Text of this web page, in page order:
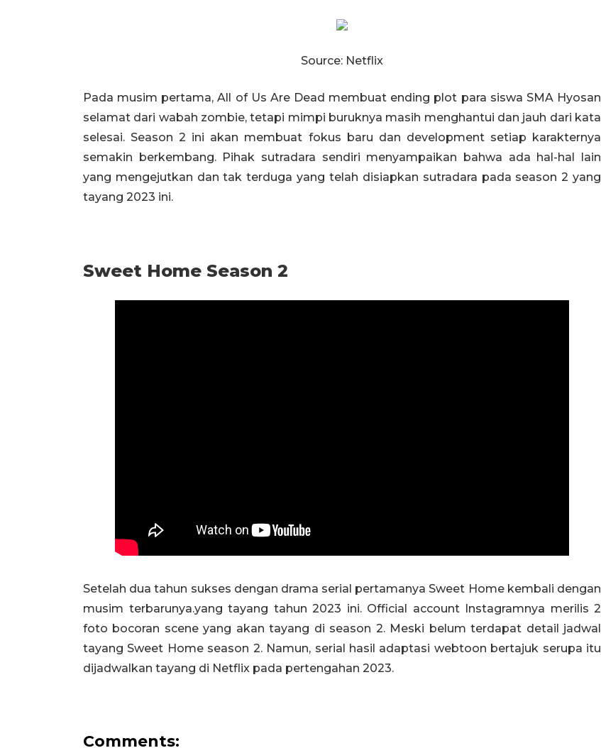
Source: Netflix
Pada musim pertama, All of Us Are Dead membuat ending plot para siswa SMA Hyosan
selamat dari wabah zombie, tetapi mimpi buruknya masih menghantui dan jauh dari kata
selesai. Season 2 ini akan membuat fokus baru dan development setiap karakternya
semakin berkembang. Pihak sutradara sendiri menyampaikan bahwa ada hal-hal lain
yang mengejutkan dan tak terduga yang telah disiapkan sutradara pada season 2 yang
tayang 2023 ini.
Sweet Home Season 2
Setelah dua tahun sukses dengan drama serial pertamanya Sweet Home kembali dengan
musim terbarunya.yang tayang tahun 2023 ini. Official account Instagramnya merilis 2
foto bocoran scene yang akan tayang di season 2. Meski belum terdapat detail jadwal
tayang Sweet Home season 2. Namun, serial hasil adaptasi webtoon bertajuk serupa itu
dijadwalkan tayang di Netflix pada pertengahan 2023.
Comments: